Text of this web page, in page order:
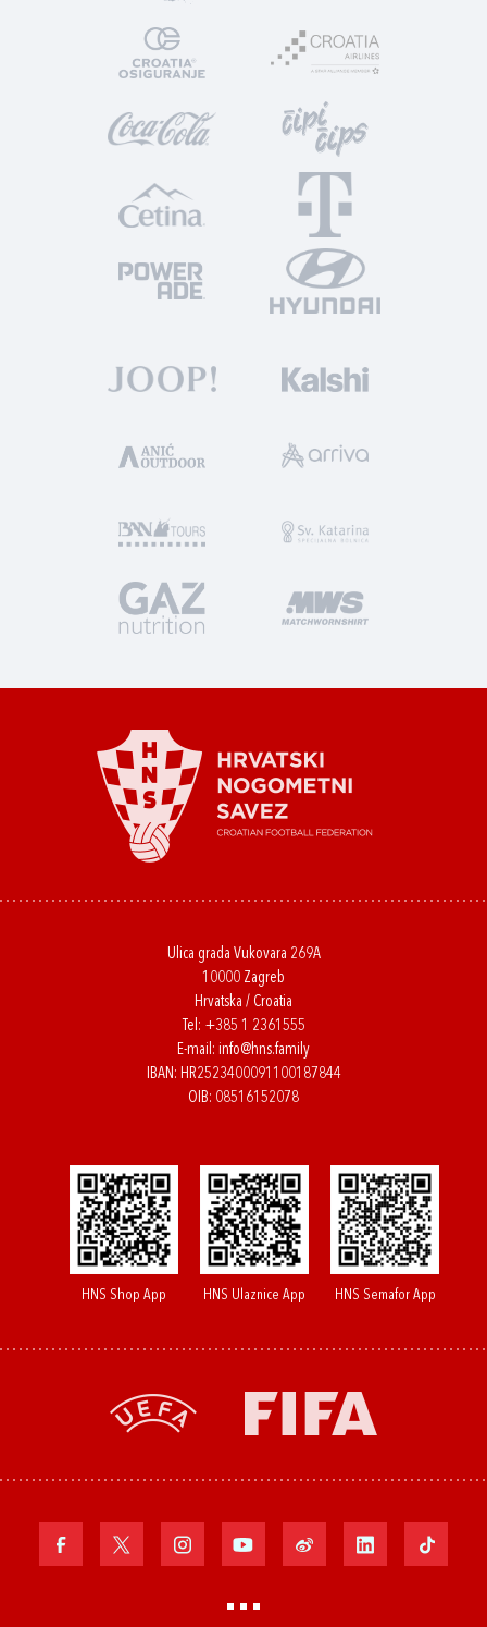
Ulica grada Vukovara 269A
10000 Zagreb
Hrvatska / Croatia
Tel: +385 1 2361555
E-mail: info@hns.family
IBAN: HR2523400091100187844
OIB: 08516152078
HNS Shop App HNS Ulaznice App HNS Semafor App